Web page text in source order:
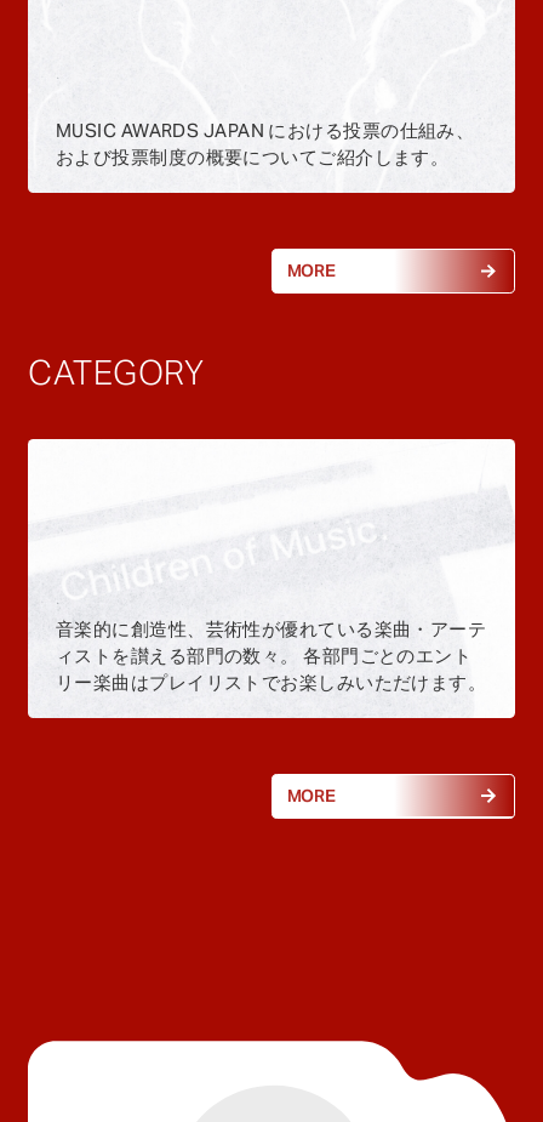
MUSIC AWARDS JAPAN における投票の仕組み、
および投票制度の概要についてご紹介します。
MORE
CATEGORY
音楽的に創造性、芸術性が優れている楽曲・アーテ
ィストを讃える部門の数々。 各部門ごとのエント
リー楽曲はプレイリストでお楽しみいただけます。
MORE